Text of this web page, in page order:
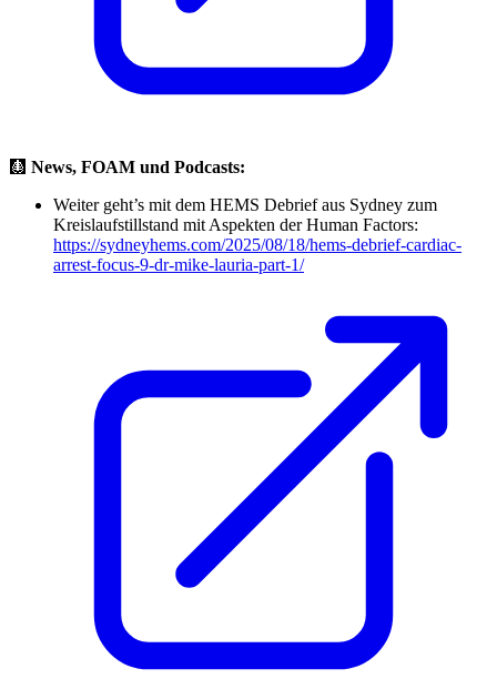
🩻 News, FOAM und Podcasts:
Weiter geht’s mit dem HEMS Debrief aus Sydney zum
Kreislaufstillstand mit Aspekten der Human Factors:
https://sydneyhems.com/2025/08/18/hems-debrief-cardiac-
arrest-focus-9-dr-mike-lauria-part-1/